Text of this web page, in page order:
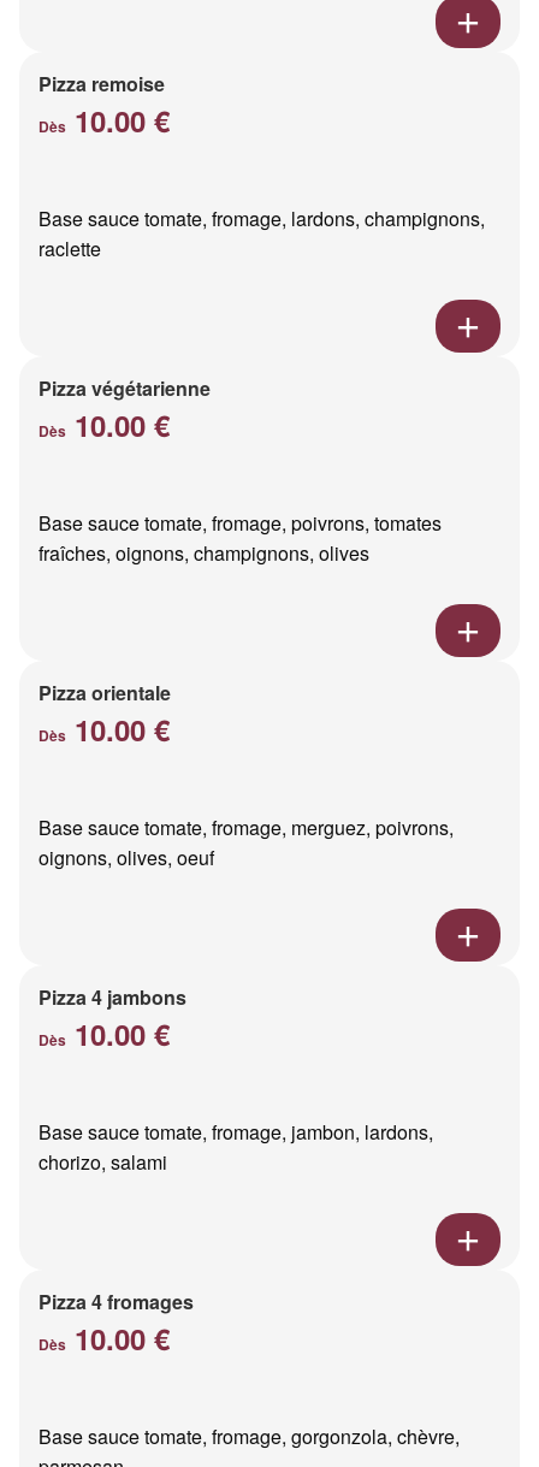
Pizza remoise
Dès 10.00 €
Base sauce tomate, fromage, lardons, champignons,
raclette
Pizza végétarienne
Dès 10.00 €
Base sauce tomate, fromage, poivrons, tomates
fraîches, oignons, champignons, olives
Pizza orientale
Dès 10.00 €
Base sauce tomate, fromage, merguez, poivrons,
oignons, olives, oeuf
Pizza 4 jambons
Dès 10.00 €
Base sauce tomate, fromage, jambon, lardons,
chorizo, salami
Pizza 4 fromages
Dès 10.00 €
Base sauce tomate, fromage, gorgonzola, chèvre,